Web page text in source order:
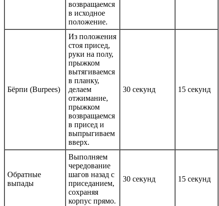
возвращаемся
в исходное
положение.
Бёрпи (Burpees)
Из положения
стоя присед,
руки на полу,
прыжком
вытягиваемся
в планку,
делаем
отжимание,
прыжком
возвращаемся
в присед и
выпрыгиваем
вверх.
30 секунд 15 секунд
Обратные
выпады
Выполняем
чередование
шагов назад с
приседанием,
сохраняя
корпус прямо.
30 секунд 15 секунд